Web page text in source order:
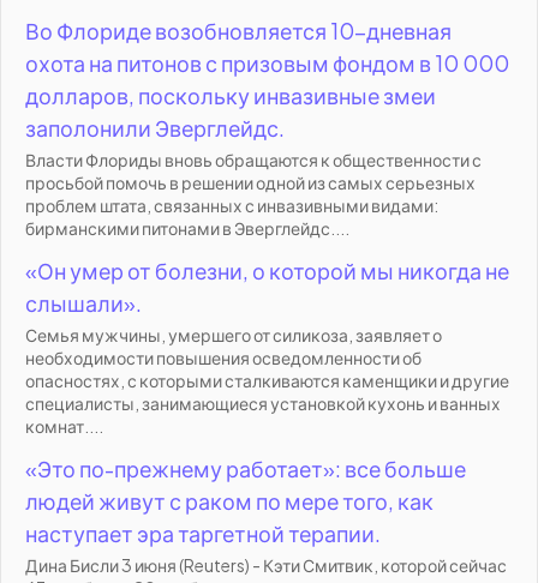
Во Флориде возобновляется 10-дневная
охота на питонов с призовым фондом в 10 000
долларов, поскольку инвазивные змеи
заполонили Эверглейдс.
Власти Флориды вновь обращаются к общественности с
просьбой помочь в решении одной из самых серьезных
проблем штата, связанных с инвазивными видами:
бирманскими питонами в Эверглейдс....
«Он умер от болезни, о которой мы никогда не
слышали».
Семья мужчины, умершего от силикоза, заявляет о
необходимости повышения осведомленности об
опасностях, с которыми сталкиваются каменщики и другие
специалисты, занимающиеся установкой кухонь и ванных
комнат....
«Это по-прежнему работает»: все больше
людей живут с раком по мере того, как
наступает эра таргетной терапии.
Дина Бисли 3 июня (Reuters) - Кэти Смитвик, которой сейчас